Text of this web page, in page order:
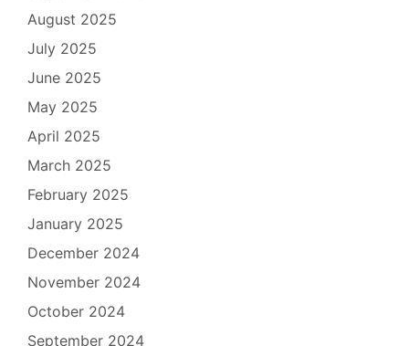
August 2025
July 2025
June 2025
May 2025
April 2025
March 2025
February 2025
January 2025
December 2024
November 2024
October 2024
September 2024